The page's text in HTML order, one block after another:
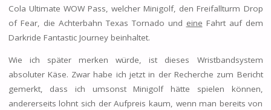
Cola Ultimate WOW Pass, welcher Minigolf, den Freifallturm Drop
of Fear, die Achterbahn Texas Tornado und eine Fahrt auf dem
Darkride Fantastic Journey beinhaltet.
Wie ich später merken würde, ist dieses Wristbandsystem
absoluter Käse. Zwar habe ich jetzt in der Recherche zum Bericht
gemerkt, dass ich umsonst Minigolf hätte spielen können,
andererseits lohnt sich der Aufpreis kaum, wenn man bereits von